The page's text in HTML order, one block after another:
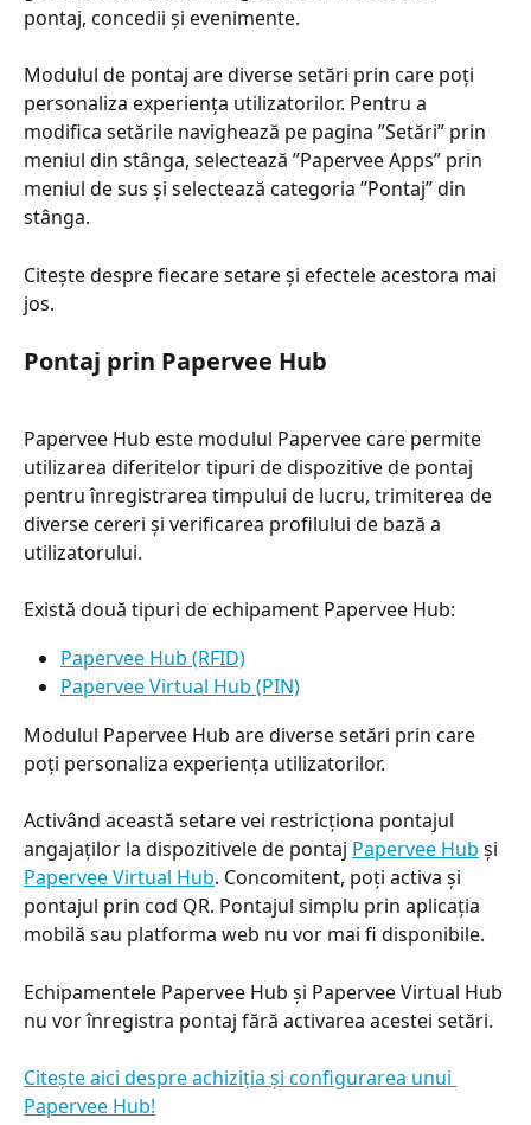
pontaj, concedii și evenimente.
Modulul de pontaj are diverse setări prin care poți
personaliza experiența utilizatorilor. Pentru a
modifica setările navighează pe pagina ”Setări” prin
meniul din stânga, selectează ”Papervee Apps” prin
meniul de sus și selectează categoria ”Pontaj” din
stânga.
Citește despre fiecare setare și efectele acestora mai
jos.
Pontaj prin Papervee Hub
Papervee Hub este modulul Papervee care permite
utilizarea diferitelor tipuri de dispozitive de pontaj
pentru înregistrarea timpului de lucru, trimiterea de
diverse cereri și verificarea profilului de bază a
utilizatorului.
Există două tipuri de echipament Papervee Hub:
Papervee Hub (RFID)
Papervee Virtual Hub (PIN)
Modulul Papervee Hub are diverse setări prin care
poți personaliza experiența utilizatorilor.
Activând această setare vei restricționa pontajul
angajaților la dispozitivele de pontaj Papervee Hub și
Papervee Virtual Hub. Concomitent, poți activa și
pontajul prin cod QR. Pontajul simplu prin aplicația
mobilă sau platforma web nu vor mai fi disponibile.
Echipamentele Papervee Hub și Papervee Virtual Hub
nu vor înregistra pontaj fără activarea acestei setări.
Citește aici despre achiziția și configurarea unui
Papervee Hub!